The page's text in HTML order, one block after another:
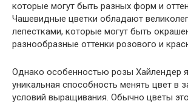
которые могут быть разных форм и
Чашевидные цветки обладают
лепестками, которые могут быть
разнообразные оттенки розового и
Однако особенностью розы Хайлендер
уникальная способность менять цвет в
условий выращивания. Обычно цветы